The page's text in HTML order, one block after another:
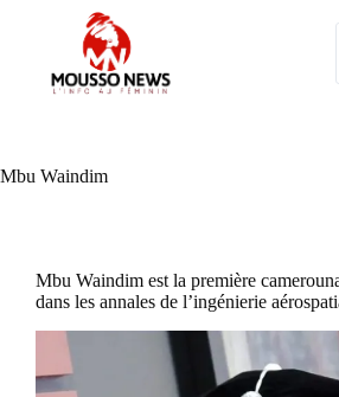
Mbu Waindim
Mbu Waindim est la première
dans les annales de l’ingénierie